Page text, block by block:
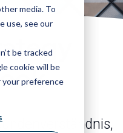
media. To
use, see our
be tracked
cookie will be
your preference